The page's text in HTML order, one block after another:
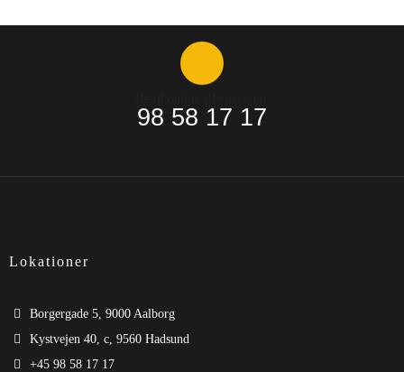
98 58 17 17
Lokationer
Borgergade 5, 9000 Aalborg
Kystvejen 40, c, 9560 Hadsund
+45 98 58 17 17